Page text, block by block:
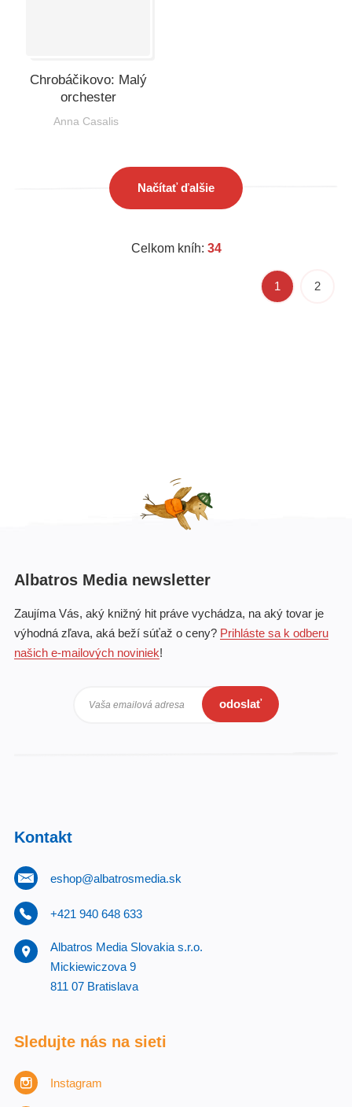
Chrobáčikovo: Malý
orchester
Anna Casalis
Načítať ďalšie
Celkom kníh: 34
1 2
Albatros Media newsletter
Zaujíma Vás, aký knižný hit práve vychádza, na aký tovar je
výhodná zľava, aká beží súťaž o ceny? Prihláste sa k odberu
našich e-mailových noviniek!
Vaša emailová adresa odoslať
Kontakt
eshop@albatrosmedia.sk
+421 940 648 633
Albatros Media Slovakia s.r.o.
Mickiewiczova 9
811 07 Bratislava
Sledujte nás na sieti
Instagram